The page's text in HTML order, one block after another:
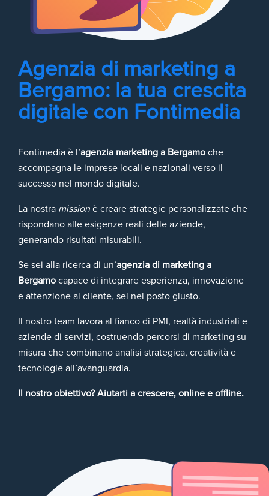
Agenzia di marketing a
Bergamo: la tua crescita
digitale con Fontimedia
Fontimedia è l’agenzia marketing a Bergamo che
accompagna le imprese locali e nazionali verso il
successo nel mondo digitale.
La nostra mission è creare strategie personalizzate che
rispondano alle esigenze reali delle aziende,
generando risultati misurabili.
Se sei alla ricerca di un’agenzia di marketing a
Bergamo capace di integrare esperienza, innovazione
e attenzione al cliente, sei nel posto giusto.
Il nostro team lavora al fianco di PMI, realtà industriali e
aziende di servizi, costruendo percorsi di marketing su
misura che combinano analisi strategica, creatività e
tecnologie all’avanguardia.
Il nostro obiettivo? Aiutarti a crescere, online e offline.